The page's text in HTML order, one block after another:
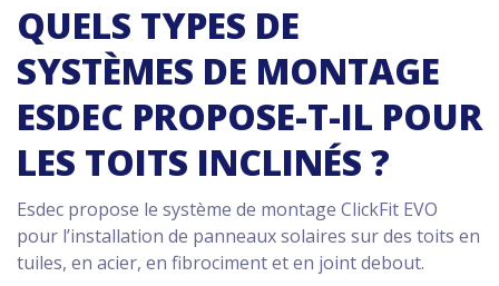
QUELS TYPES DE
SYSTÈMES DE MONTAGE
ESDEC PROPOSE-T-IL POUR
LES TOITS INCLINÉS ?
Esdec propose le système de montage ClickFit EVO
pour l’installation de panneaux solaires sur des toits en
tuiles, en acier, en fibrociment et en joint debout.